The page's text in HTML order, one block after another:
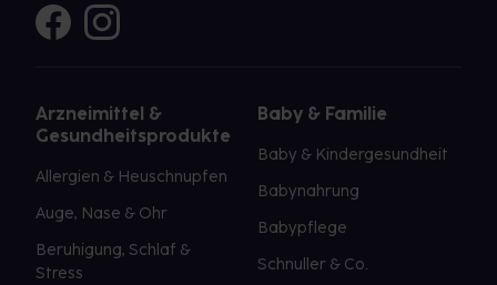
Arzneimittel &
Gesundheitsprodukte
Allergien & Heuschnupfen
Auge, Nase & Ohr
Beruhigung, Schlaf &
Stress
Baby & Familie
Baby & Kindergesundheit
Babynahrung
Babypflege
Schnuller & Co.